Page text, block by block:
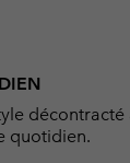
quotidien.